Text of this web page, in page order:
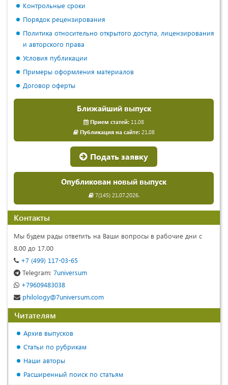
Контрольные сроки
Порядок рецензирования
Политика относительно открытого доступа, лицензирования
и авторского права
Условия публикации
Примеры оформления материалов
Договор оферты
Ближайший выпуск
Прием статей: 11.08
Публикация на сайте:21.08
Подать заявку
Опубликован новый выпуск
7(145) 21.07.2026.
Контакты
Мы будем рады ответить на Ваши вопросы в рабочие дни с
8.00 до 17.00
+7 (499) 117-03-65
Telegram: 7universum
+79609483038
philology@7universum.com
Читателям
Архив выпусков
Статьи по рубрикам
Наши авторы
Расширенный поиск по статьям